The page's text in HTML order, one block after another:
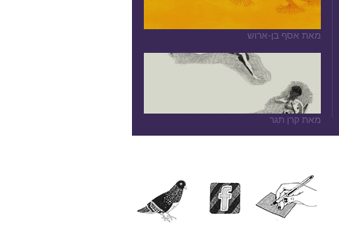
מאת אסף בן-ארוש
מאת קרן תגר